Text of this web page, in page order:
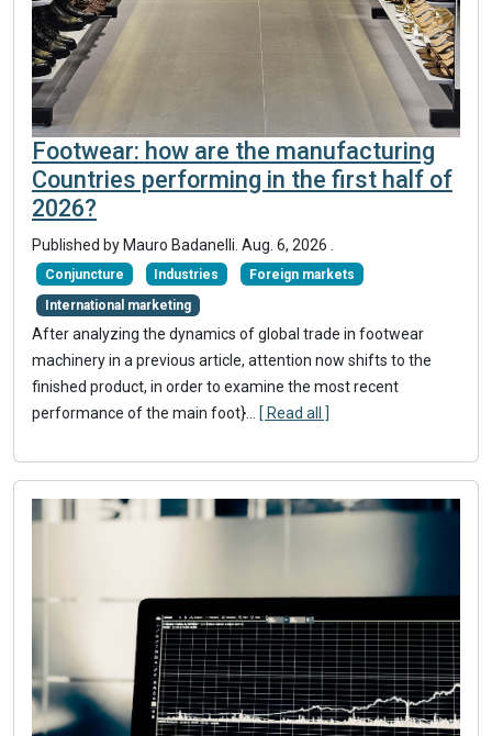
Footwear: how are the manufacturing
Countries performing in the first half of
2026?
Published by Mauro Badanelli. Aug. 6, 2026 .
Conjuncture Industries Foreign markets
International marketing
After analyzing the dynamics of global trade in footwear
machinery in a previous article, attention now shifts to the
finished product, in order to examine the most recent
performance of the main foot}
[ Read all ]